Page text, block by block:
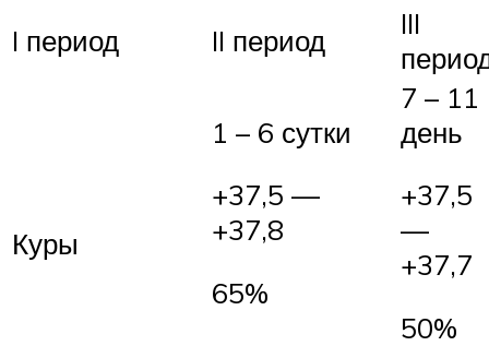
I период
II период
III
Куры
1 – 6 сутки
+37,5 —
+37,8
65%
7 – 11
день
+37,5
—
+37,7
50%